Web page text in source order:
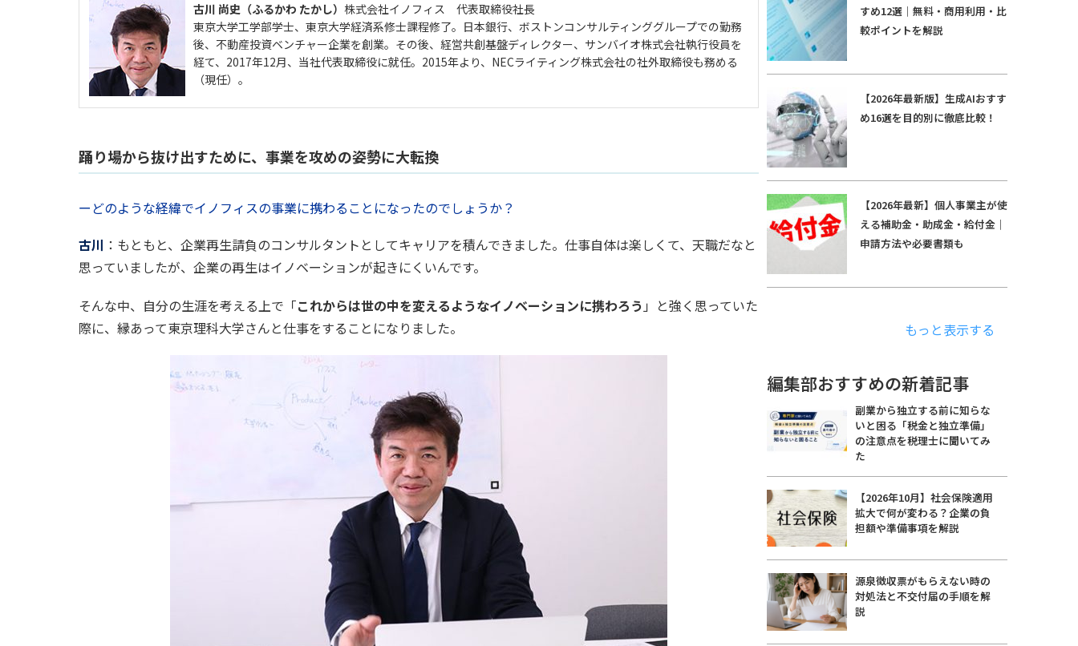
古川 尚史（ふるかわ たかし） 株式会社イノフィス 代表取締役社長
東京大学工学部学士、東京大学経済系修士課程修了。日本銀行、ボストンコンサルティンググループでの勤務
後、不動産投資ベンチャー企業を創業。その後、経営共創基盤ディレクター、サンバイオ株式会社執行役員を
経て、2017年12月、当社代表取締役に就任。2015年より、NECライティング株式会社の社外取締役も務める
（現任）。
踊り場から抜け出すために、事業を攻めの姿勢に大転換
ーどのような経緯でイノフィスの事業に携わることになったのでしょうか？
古川 ：もともと、企業再生請負のコンサルタントとしてキャリアを積んできました。仕事自体は楽しくて、天職だなと
思っていましたが、企業の再生はイノベーションが起きにくいんです。
そんな中、自分の生涯を考える上で「これからは世の中を変えるようなイノベーションに携わろう 」と強く思っていた
際に、縁あって東京理科大学さんと仕事をすることになりました。
すめ12選｜無料・商用利用・比
較ポイントを解説
【2026年最新版】生成AIおすす
め16選を目的別に徹底比較！
【2026年最新】個人事業主が使
える補助金・助成金・給付金｜
申請方法や必要書類も
もっと表示する
編集部おすすめの新着記事
副業から独立する前に知らな
いと困る「税金と独立準備」
の注意点を税理士に聞いてみ
た
【2026年10月】社会保険適用
拡大で何が変わる？企業の負
担額や準備事項を解説
源泉徴収票がもらえない時の
対処法と不交付届の手順を解
説